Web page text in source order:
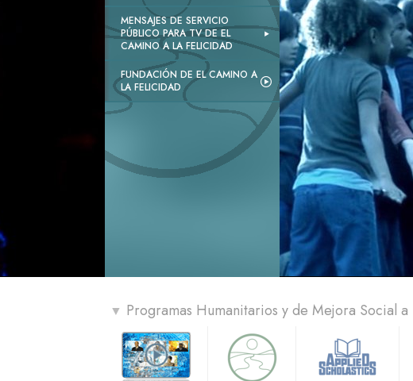
MENSAJES DE SERVICIO
PÚBLICO PARA TV DE EL
CAMINO A LA FELICIDAD
FUNDACIÓN DE EL CAMINO A
LA FELICIDAD
▼ Programas Humanitarios y de Mejora Social